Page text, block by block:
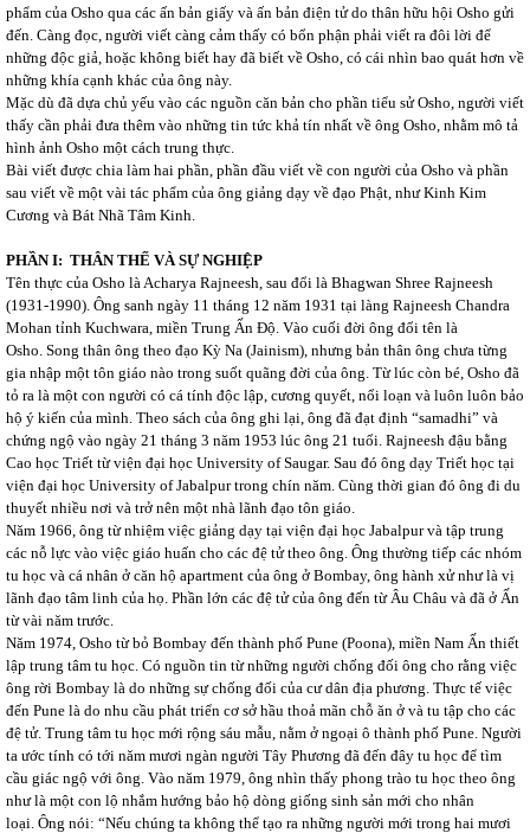
phẩm của Osho qua các ấn bản giấy và ấn bản điện tử do thân hữu hội Osho gửi
đến. Càng đọc, người viết càng cảm thấy có bổn phận phải viết ra đôi lời để
những độc giả, hoặc không biết hay đã biết về Osho, có cái nhìn bao quát hơn về
những khía cạnh khác của ông này.
Mặc dù đã dựa chủ yếu vào các nguồn căn bản cho phần tiểu sử Osho, người viết
thấy cần phải đưa thêm vào những tin tức khả tín nhất về ông Osho, nhằm mô tả
hình ảnh Osho một cách trung thực.
Bài viết được chia làm hai phần, phần đầu viết về con người của Osho và phần
sau viết về một vài tác phẩm của ông giảng dạy về đạo Phật, như Kinh Kim
Cương và Bát Nhã Tâm Kinh.
PHẦN I: THÂN THẾ VÀ SỰ NGHIỆP
Tên thực của Osho là Acharya Rajneesh, sau đổi là Bhagwan Shree Rajneesh
(1931-1990). Ông sanh ngày 11 tháng 12 năm 1931 tại làng Rajneesh Chandra
Mohan tỉnh Kuchwara, miền Trung Ấn Độ. Vào cuối đời ông đổi tên là
Osho. Song thân ông theo đạo Kỳ Na (Jainism), nhưng bản thân ông chưa từng
gia nhập một tôn giáo nào trong suốt quãng đời của ông. Từ lúc còn bé, Osho đã
tỏ ra là một con người có cá tính độc lập, cương quyết, nổi loạn và luôn luôn bảo
hộ ý kiến của mình. Theo sách của ông ghi lại, ông đã đạt định “samadhi” và
chứng ngộ vào ngày 21 tháng 3 năm 1953 lúc ông 21 tuổi. Rajneesh đậu bằng
Cao học Triết từ viện đại học University of Saugar. Sau đó ông dạy Triết học tại
viện đại học University of Jabalpur trong chín năm. Cùng thời gian đó ông đi du
thuyết nhiều nơi và trở nên một nhà lãnh đạo tôn giáo.
Năm 1966, ông từ nhiệm việc giảng dạy tại viện đại học Jabalpur và tập trung
các nỗ lực vào việc giáo huấn cho các đệ tử theo ông. Ông thường tiếp các nhóm
tu học và cá nhân ở căn hộ apartment của ông ở Bombay, ông hành xử như là vị
lãnh đạo tâm linh của họ. Phần lớn các đệ tử của ông đến từ Âu Châu và đã ở Ấn
từ vài năm trước.
Năm 1974, Osho từ bỏ Bombay đến thành phố Pune (Poona), miền Nam Ấn thiết
lập trung tâm tu học. Có nguồn tin từ những người chống đối ông cho rằng việc
ông rời Bombay là do những sự chống đối của cư dân địa phương. Thực tế việc
đến Pune là do nhu cầu phát triển cơ sở hầu thoả mãn chỗ ăn ở và tu tập cho các
đệ tử. Trung tâm tu học mới rộng sáu mẫu, nằm ở ngoại ô thành phố Pune. Người
ta ước tính có tới năm mươi ngàn người Tây Phương đã đến đây tu học để tìm
cầu giác ngộ với ông. Vào năm 1979, ông nhìn thấy phong trào tu học theo ông
như là một con lộ nhắm hướng bảo hộ dòng giống sinh sản mới cho nhân
loại. Ông nói: “Nếu chúng ta không thể tạo ra những người mới trong hai mươi